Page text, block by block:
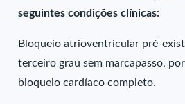
seguintes condições clínicas:
Bloqueio atrioventricular pré-
terceiro grau sem marcapasso,
bloqueio cardíaco completo.